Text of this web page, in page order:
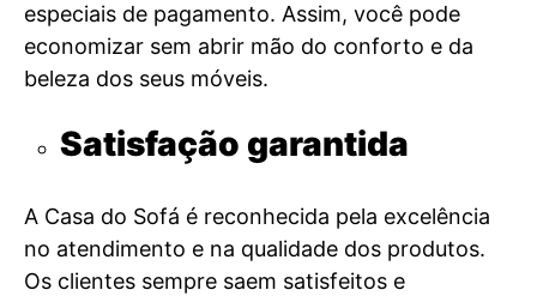
especiais de pagamento. Assim, você pode
economizar sem abrir mão do conforto e da
beleza dos seus móveis.
Satisfação garantida
A Casa do Sofá é reconhecida pela excelência
no atendimento e na qualidade dos produtos.
Os clientes sempre saem satisfeitos e